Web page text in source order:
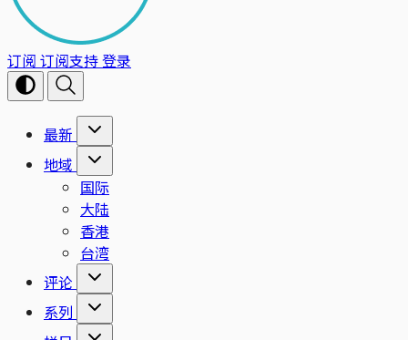
订阅 订阅支持登录
最新
地域
国际
大陆
香港
台湾
评论
系列